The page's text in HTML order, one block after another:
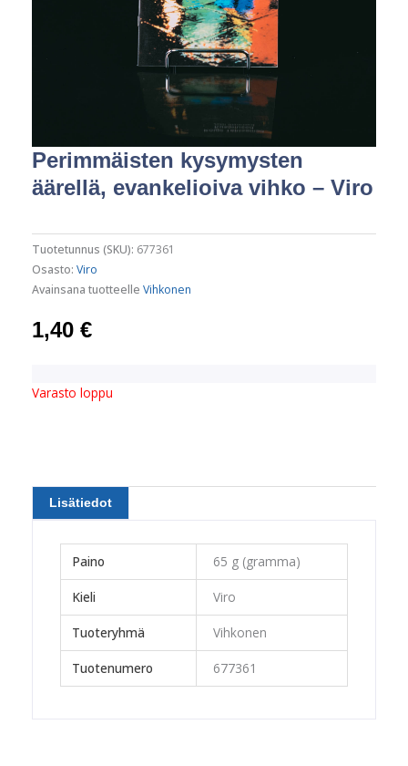
Perimmäisten kysymysten
äärellä, evankelioiva vihko – Viro
Tuotetunnus (SKU): 677361
Osasto: Viro
Avainsana tuotteelle Vihkonen
1,40 €
Varasto loppu
Lisätiedot
Paino 65 g (gramma)
Kieli Viro
Tuoteryhmä Vihkonen
Tuotenumero 677361